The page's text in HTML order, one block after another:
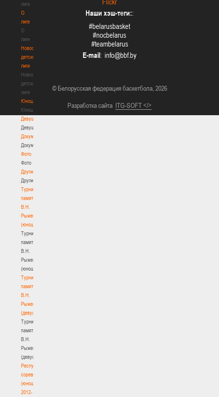
лига
О
лиге
О
лиге
Новости
детской
лиги
Новости
детской
лиги
Юноши
Юноши
Девушки
Девушки
Документы
Документы
Фото
Фото
Другие
Другие
Турнир
памяти
В.Н.
Рыженкова
(юноши)
Турнир
памяти
В.Н.
Рыженкова
(юноши)
Турнир
памяти
В.Н.
Рыженкова
(девушки)
Турнир
памяти
В.Н.
Рыженкова
(девушки)
Республиканские
соревнования
(юноши)
2012-
Flickr
Наши хэш-теги::
#belarusbasket
#nocbelarus
#teambelarus
E-mail:
© Белорусская федерация баскетбола, 2026
Разработка сайта ITG-SOFT </>